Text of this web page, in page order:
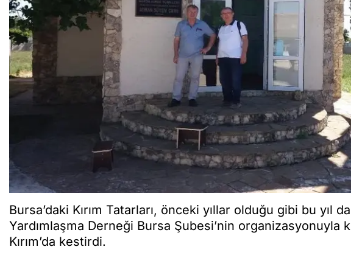
Bursa’daki Kırım Tatarları, önceki yıllar olduğu gibi bu yıl
Yardımlaşma Derneği Bursa Şubesi’nin organizasyonuyla
Kırım’da kestirdi.